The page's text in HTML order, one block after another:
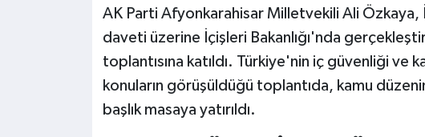
AK Parti Afyonkarahisar Milletvekili Ali Özkaya,
daveti üzerine İçişleri Bakanlığı'nda
toplantısına katıldı. Türkiye'nin iç güvenliği ve
konuların görüşüldüğü toplantıda, kamu
başlık masaya yatırıldı.